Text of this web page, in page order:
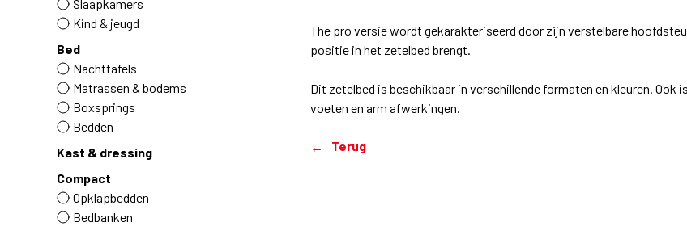
Slaapkamers
Kind & jeugd
Bed
Nachttafels
Matrassen & bodems
Boxsprings
Bedden
Kast & dressing
Compact
Opklapbedden
Bedbanken
The pro versie wordt gekarakteriseerd door zijn verstelbare
positie in het zetelbed brengt.
Dit zetelbed is beschikbaar in verschillende formaten en kleuren. Ook
voeten en arm afwerkingen.
Terug